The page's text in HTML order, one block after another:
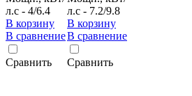
л.с - 4/6.4
В корзину
В сравнение
Сравнить
л.с - 7.2/9.8
В корзину
В сравнение
Сравнить